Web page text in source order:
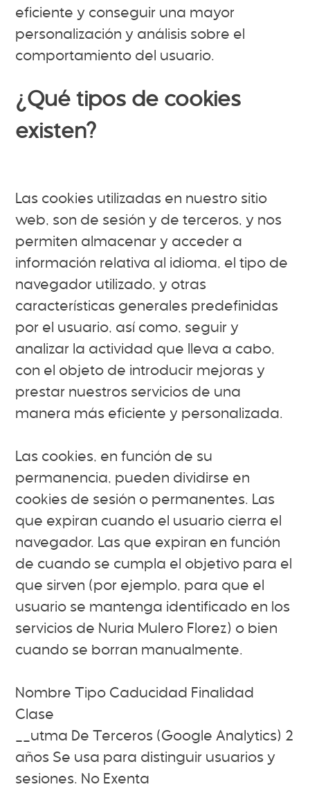
eficiente y conseguir una mayor
personalización y análisis sobre el
comportamiento del usuario.
¿Qué tipos de cookies
existen?
Las cookies utilizadas en nuestro sitio
web, son de sesión y de terceros, y nos
permiten almacenar y acceder a
información relativa al idioma, el tipo de
navegador utilizado, y otras
características generales predefinidas
por el usuario, así como, seguir y
analizar la actividad que lleva a cabo,
con el objeto de introducir mejoras y
prestar nuestros servicios de una
manera más eficiente y personalizada.
Las cookies, en función de su
permanencia, pueden dividirse en
cookies de sesión o permanentes. Las
que expiran cuando el usuario cierra el
navegador. Las que expiran en función
de cuando se cumpla el objetivo para el
que sirven (por ejemplo, para que el
usuario se mantenga identificado en los
servicios de Nuria Mulero Florez) o bien
cuando se borran manualmente.
Nombre Tipo Caducidad Finalidad
Clase
__utma De Terceros (Google Analytics) 2
años Se usa para distinguir usuarios y
sesiones. No Exenta